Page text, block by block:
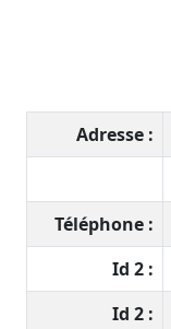
Adresse :
Téléphone :
Id 2 :
Id 2 :